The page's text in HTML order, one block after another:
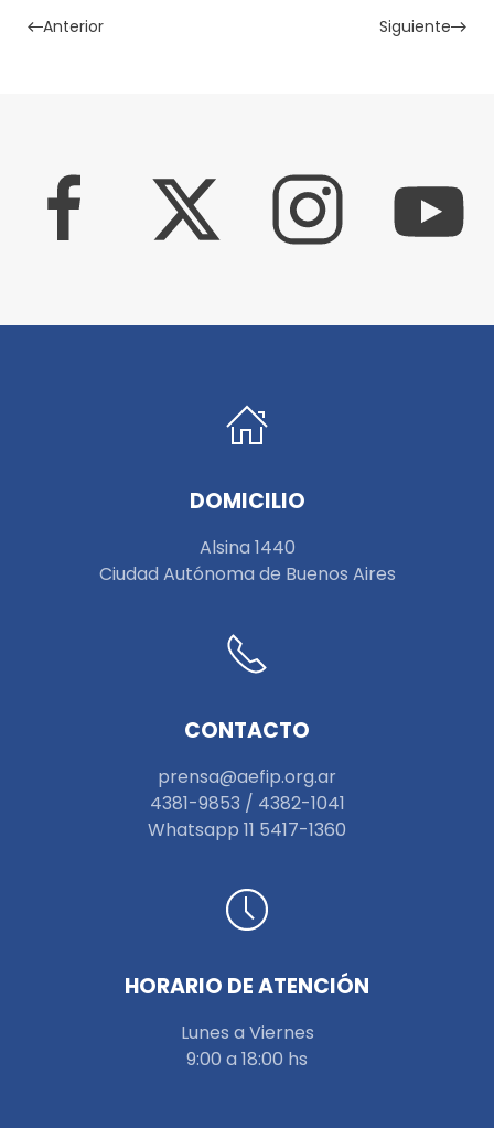
Anterior Siguiente
DOMICILIO
Alsina 1440
Ciudad Autónoma de Buenos Aires
CONTACTO
prensa@aefip.org.ar
4381-9853 / 4382-1041
Whatsapp 11 5417-1360
HORARIO DE ATENCIÓN
Lunes a Viernes
9:00 a 18:00 hs